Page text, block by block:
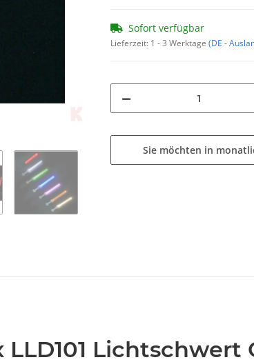
Sofort verfügbar
Lieferzeit: 1 - 3 Werktage (DE -
Sie möchten in
LLD101 Lichtschwert